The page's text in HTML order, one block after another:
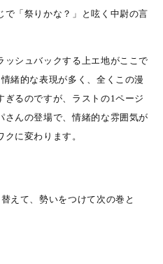
で「祭りかな？」と呟く中尉の言
シュバックする上エ地がここで
緒的な表現が多く、全くこの漫
るのですが、ラストの1ページ
さんの登場で、情緒的な雰囲気が
に変わります。
えて、勢いをつけて次の巻と